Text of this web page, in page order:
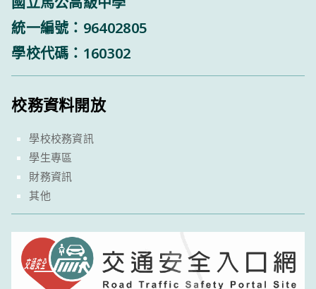
統一編號：96402805
學校代碼：160302
校務資料開放
學校校務資訊
學生專區
財務資訊
其他